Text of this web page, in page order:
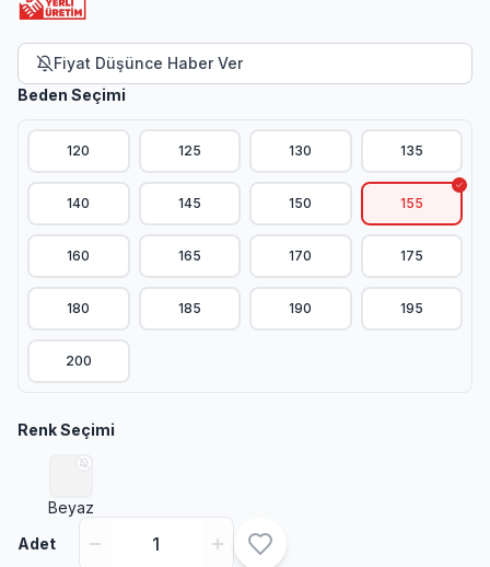
Fiyat Düşünce Haber Ver
Beden Seçimi
120 125 130 135
140 145 150 155
160 165 170 175
180 185 190 195
200
Renk Seçimi
Beyaz
Adet